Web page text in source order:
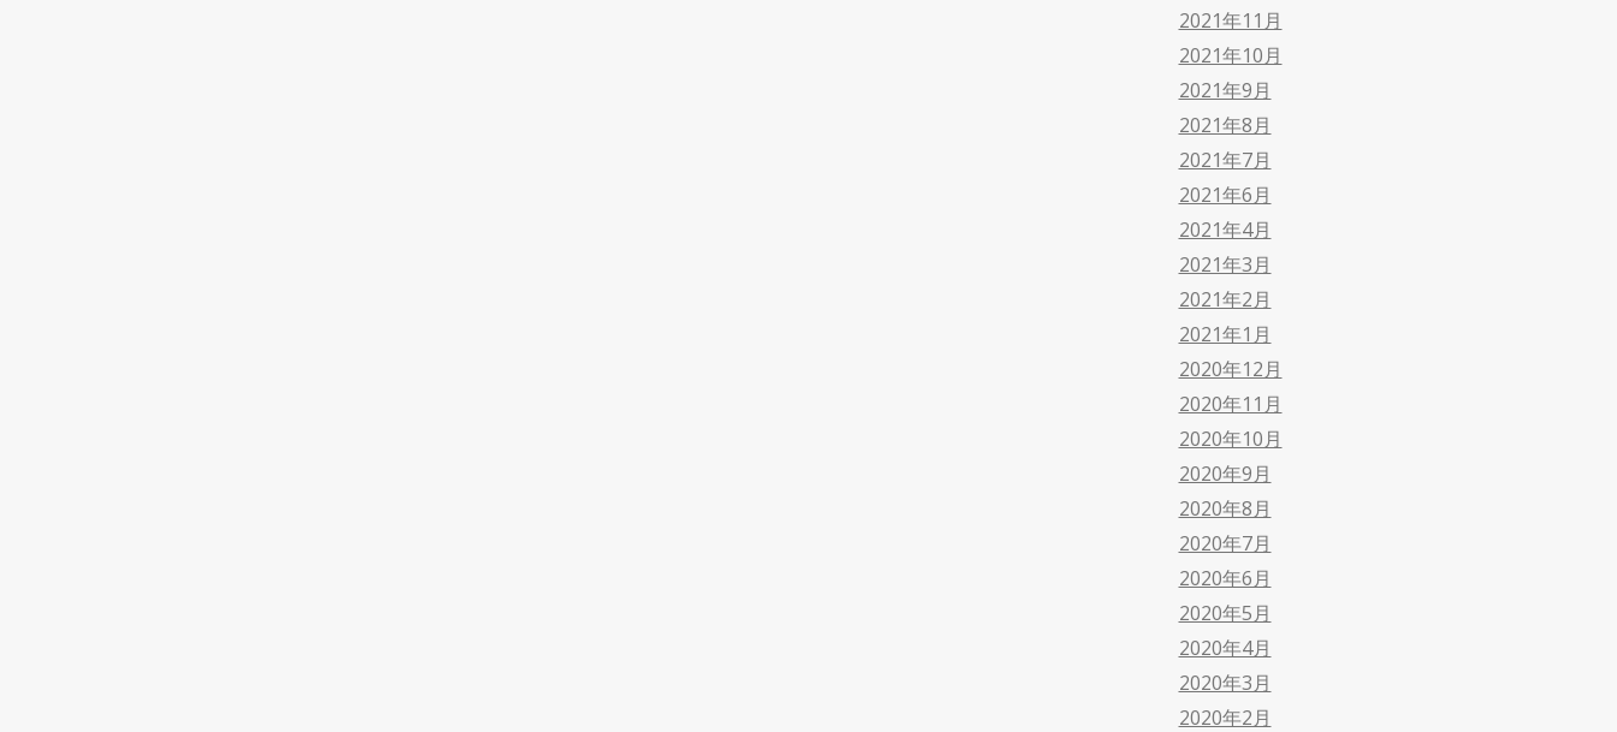
2021年11月
2021年10月
2021年9月
2021年8月
2021年7月
2021年6月
2021年4月
2021年3月
2021年2月
2021年1月
2020年12月
2020年11月
2020年10月
2020年9月
2020年8月
2020年7月
2020年6月
2020年5月
2020年4月
2020年3月
2020年2月